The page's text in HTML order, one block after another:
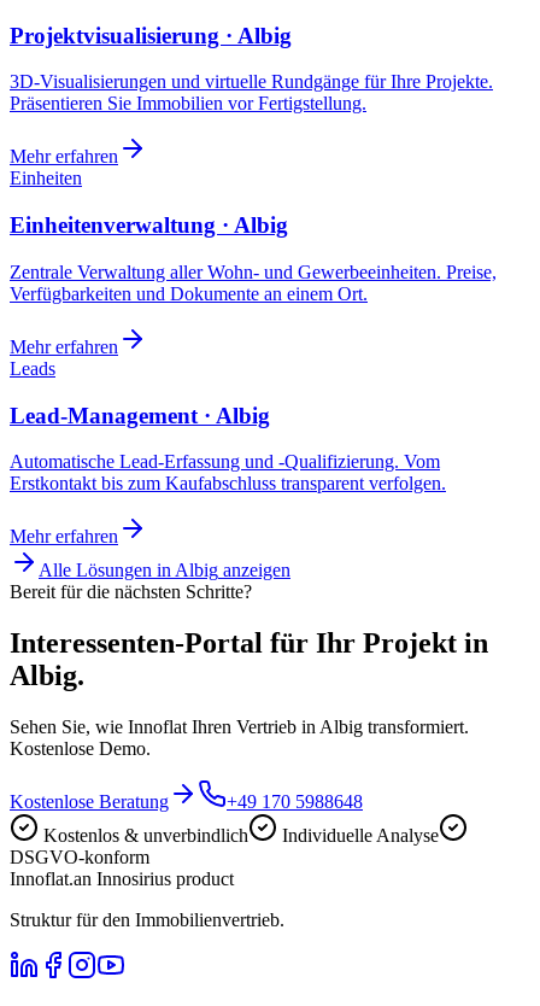
Projektvisualisierung · Albig
3D-Visualisierungen und virtuelle Rundgänge für Ihre Projekte.
Präsentieren Sie Immobilien vor Fertigstellung.
Mehr erfahren
Einheiten
Einheitenverwaltung · Albig
Zentrale Verwaltung aller Wohn- und Gewerbeeinheiten. Preise,
Verfügbarkeiten und Dokumente an einem Ort.
Mehr erfahren
Leads
Lead-Management · Albig
Automatische Lead-Erfassung und -Qualifizierung. Vom
Erstkontakt bis zum Kaufabschluss transparent verfolgen.
Mehr erfahren
Alle Lösungen in Albig anzeigen
Bereit für die nächsten Schritte?
Interessenten-Portal für Ihr Projekt in
Albig.
Sehen Sie, wie Innoflat Ihren Vertrieb in Albig transformiert.
Kostenlose Demo.
Kostenlose Beratung
+49 170 5988648
Kostenlos & unverbindlich
Individuelle Analyse
DSGVO-konform
Innoflat.an Innosirius product
Struktur für den Immobilienvertrieb.